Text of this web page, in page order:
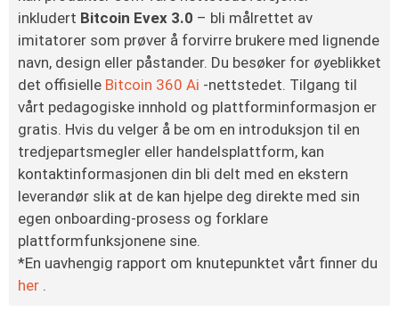
inkludert Bitcoin Evex 3.0 – bli målrettet av
imitatorer som prøver å forvirre brukere med lignende
navn, design eller påstander. Du besøker for øyeblikket
det offisielle Bitcoin 360 Ai -nettstedet. Tilgang til
vårt pedagogiske innhold og plattforminformasjon er
gratis. Hvis du velger å be om en introduksjon til en
tredjepartsmegler eller handelsplattform, kan
kontaktinformasjonen din bli delt med en ekstern
leverandør slik at de kan hjelpe deg direkte med sin
egen onboarding-prosess og forklare
plattformfunksjonene sine.
*En uavhengig rapport om knutepunktet vårt finner du
her .